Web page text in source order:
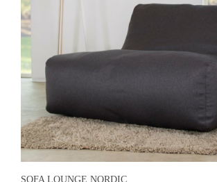
SOFA LOUNGE NORDIC